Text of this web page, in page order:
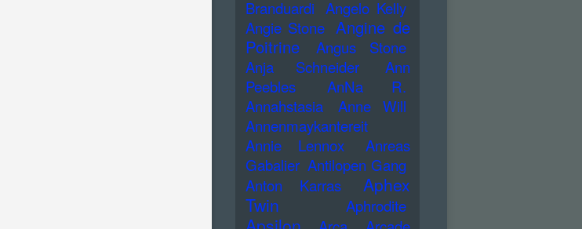
Branduardi Angelo Kelly
Angie Stone Angine de
Poitrine
Angus Stone
Anja Schneider
Ann
Peebles
AnNa R.
Annahstasia
Anne Will
Annenmaykantereit
Annie Lennox
Anreas
Gabalier Antilopen Gang
Anton Karras
Aphex
Twin
Aphrodite